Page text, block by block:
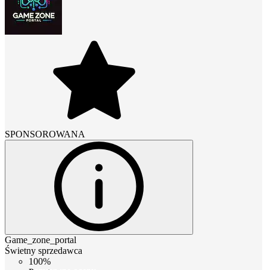
SPONSOROWANA
Game_zone_portal
Świetny sprzedawca
100%